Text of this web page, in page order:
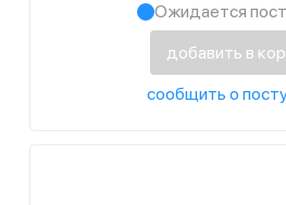
Ожидается
добавить в
сообщить о